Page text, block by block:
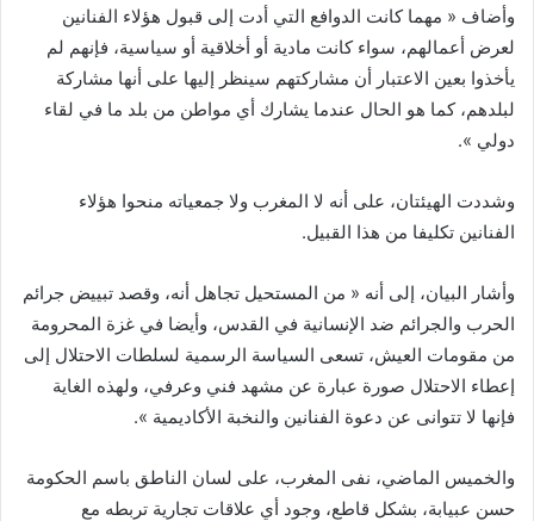
وأضاف « مهما كانت الدوافع التي أدت إلى قبول هؤلاء الفنانين
لعرض أعمالهم، سواء كانت مادية أو أخلاقية أو سياسية، فإنهم لم
يأخذوا بعين الاعتبار أن مشاركتهم سينظر إليها على أنها مشاركة
لبلدهم، كما هو الحال عندما يشارك أي مواطن من بلد ما في لقاء
دولي ».
وشددت الهيئتان، على أنه لا المغرب ولا جمعياته منحوا هؤلاء
الفنانين تكليفا من هذا القبيل.
وأشار البيان، إلى أنه « من المستحيل تجاهل أنه، وقصد تبييض جرائم
الحرب والجرائم ضد الإنسانية في القدس، وأيضا في غزة المحرومة
من مقومات العيش، تسعى السياسة الرسمية لسلطات الاحتلال إلى
إعطاء الاحتلال صورة عبارة عن مشهد فني وعرفي، ولهذه الغاية
فإنها لا تتوانى عن دعوة الفنانين والنخبة الأكاديمية ».
والخميس الماضي، نفى المغرب، على لسان الناطق باسم الحكومة
حسن عبيابة، بشكل قاطع، وجود أي علاقات تجارية تربطه مع